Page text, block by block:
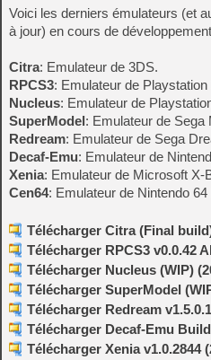
Voici les derniers émulateurs (et
à jour) en cours de
Citra: Emulateur de 3DS.
RPCS3: Emulateur de Playstation
Nucleus: Emulateur de
SuperModel: Emulateur de Sega
Redream: Emulateur de Sega
Decaf-Emu: Emulateur de
Xenia: Emulateur de Microsoft X-
Cen64: Emulateur de Nintendo 64
Télécharger Citra (Final
Télécharger RPCS3 v0.0.42
Télécharger Nucleus (WIP)
Télécharger SuperModel
Télécharger Redream
Télécharger Decaf-Emu
Télécharger Xenia v1.0.2844